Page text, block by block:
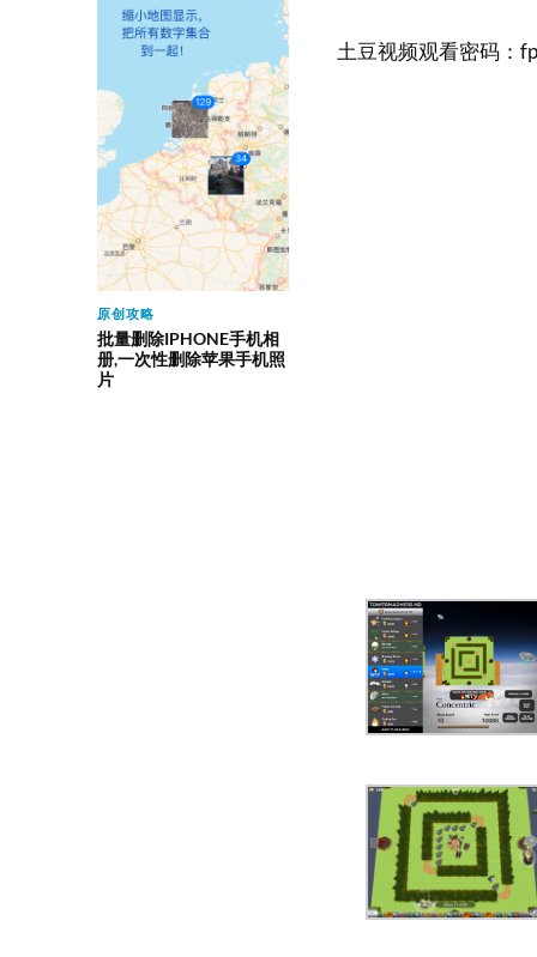
原创攻略
批量删除IPHONE手机相
册,一次性删除苹果手机照
片
土豆视频观看密码：